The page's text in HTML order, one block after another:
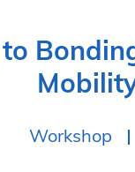
Workshop